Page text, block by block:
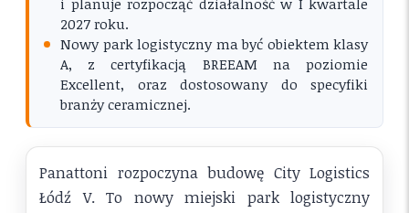
2027 roku.
Nowy park logistyczny ma być obiektem klasy
A, z certyfikacją BREEAM na poziomie
Excellent, oraz dostosowany do specyfiki
branży ceramicznej.
Panattoni rozpoczyna budowę City Logistics
Łódź V. To nowy miejski park logistyczny